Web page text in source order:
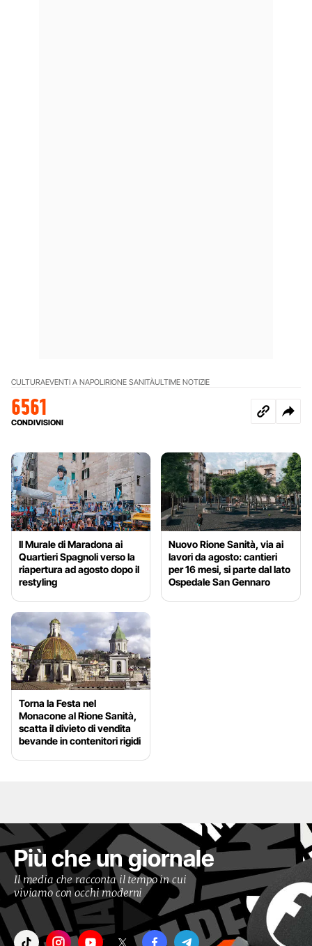
CULTURAEVENTI A NAPOLIRIONE SANITÀULTIME NOTIZIE
6561
CONDIVISIONI
Il Murale di Maradona ai
Quartieri Spagnoli verso la
riapertura ad agosto dopo il
restyling
Nuovo Rione Sanità, via ai
lavori da agosto: cantieri
per 16 mesi, si parte dal lato
Ospedale San Gennaro
Torna la Festa nel
Monacone al Rione Sanità,
scatta il divieto di vendita
bevande in contenitori rigidi
Più che un giornale
Il media che racconta il tempo in cui
viviamo con occhi moderni